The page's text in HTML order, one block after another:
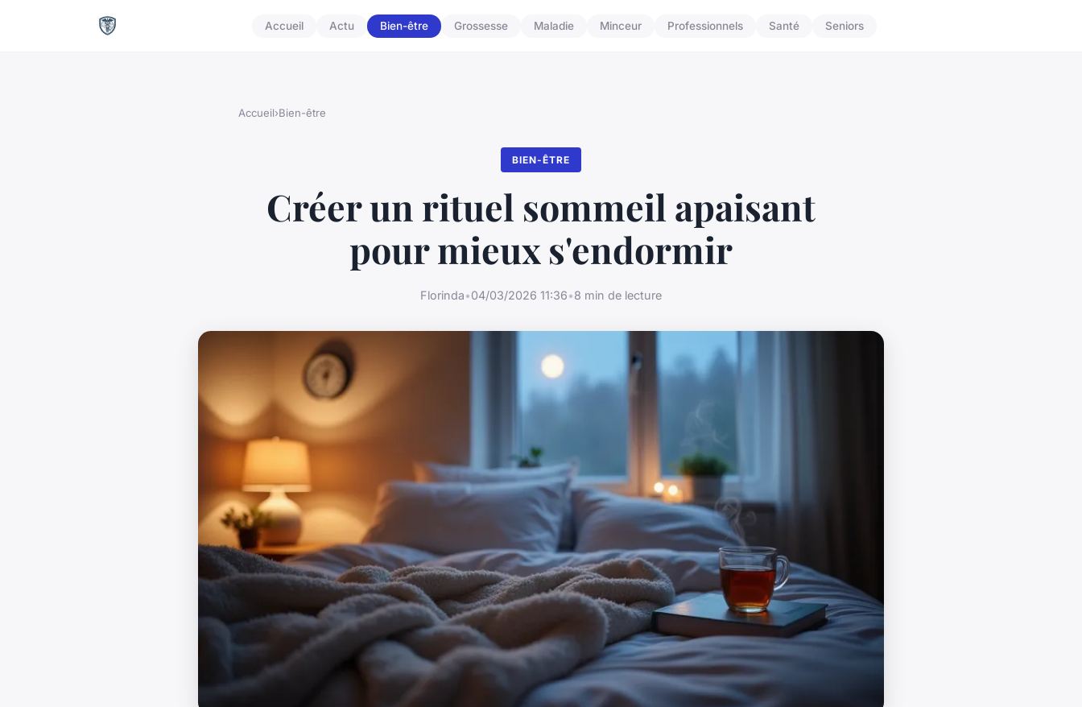
Accueil Actu Bien-être Grossesse Maladie Minceur Professionnels Santé Seniors
Accueil›Bien-être
BIEN-ÊTRE
Créer un rituel sommeil apaisant
pour mieux s'endormir
Florinda•04/03/2026 11:36•8 min de lecture